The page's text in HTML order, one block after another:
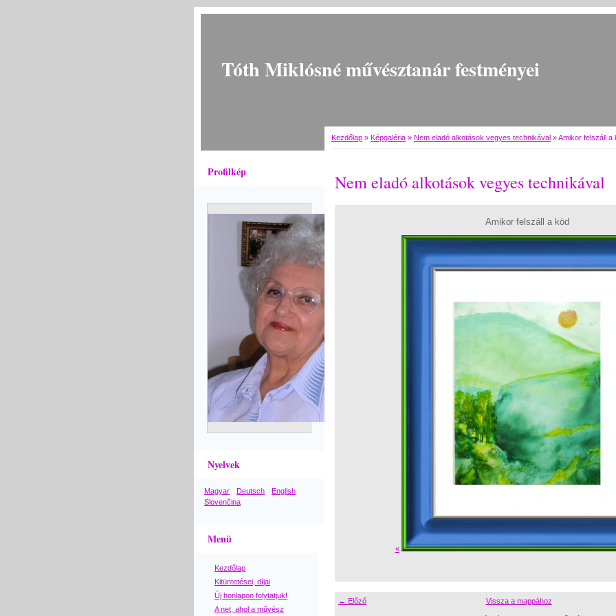
Tóth Miklósné művésztanár festményei
Profilkép
Nyelvek
Magyar Deutsch
English
Slovenčina
Menü
Kezdőlap
Kitüntetései, díjai
Új honlapon folytatjuk!
A net, ahol a művész
Kezdőlap » Képgaléria » Nem eladó alkotások vegyes technikával »Amikor felszáll a
Nem eladó alkotások vegyes technikával
Amikor felszáll a köd
«
← Előző Vissza a mappához